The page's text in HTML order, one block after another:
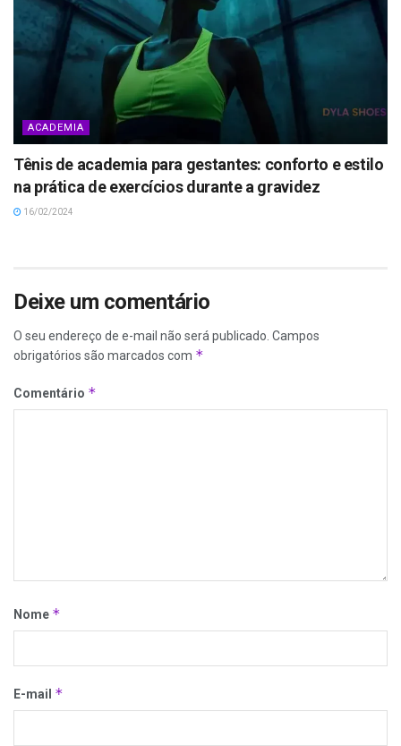
ACADEMIA
Tênis de academia para gestantes: conforto e estilo
na prática de exercícios durante a gravidez
16/02/2024
Deixe um comentário
O seu endereço de e-mail não será publicado. Campos
obrigatórios são marcados com *
Comentário *
Nome *
E-mail *